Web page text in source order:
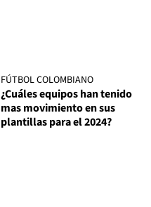
FÚTBOL COLOMBIANO
¿Cuáles equipos han tenido
mas movimiento en sus
plantillas para el 2024?